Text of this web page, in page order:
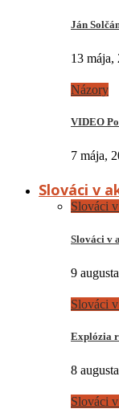
Ján
13 mája,
Názory
VIDEO
7 mája,
Slováci v
Slováci
Slováci v
9
Slováci
Explózia
8
Slováci